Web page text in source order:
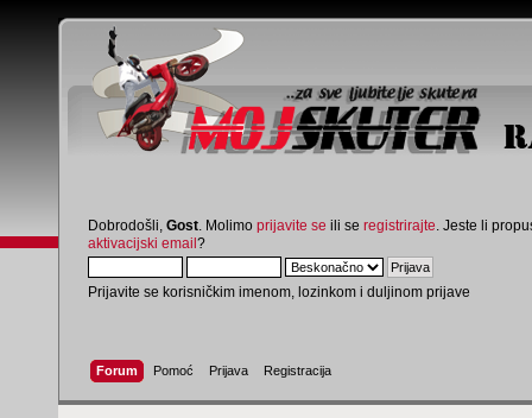
Dobrodošli, Gost . Molimo prijavite se ili se registrirajte . Jeste li
aktivacijski email?
Prijavite se korisničkim imenom, lozinkom i duljinom prijave
Forum Pomoć Prijava Registracija